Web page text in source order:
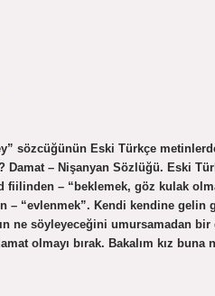
sözcüğünün Eski Türkçe
– Nişanyan Sözlüğü. Eski
– “beklemek, göz kulak
– “evlenmek”. Kendi kendine gelin
ne söyleyeceğini umursamadan
olmayı bırak. Bakalım kız